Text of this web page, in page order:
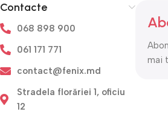
Contacte
068 898 900
061 171 771
contact@fenix.md
Stradela florăriei 1, oficiu
12
mai